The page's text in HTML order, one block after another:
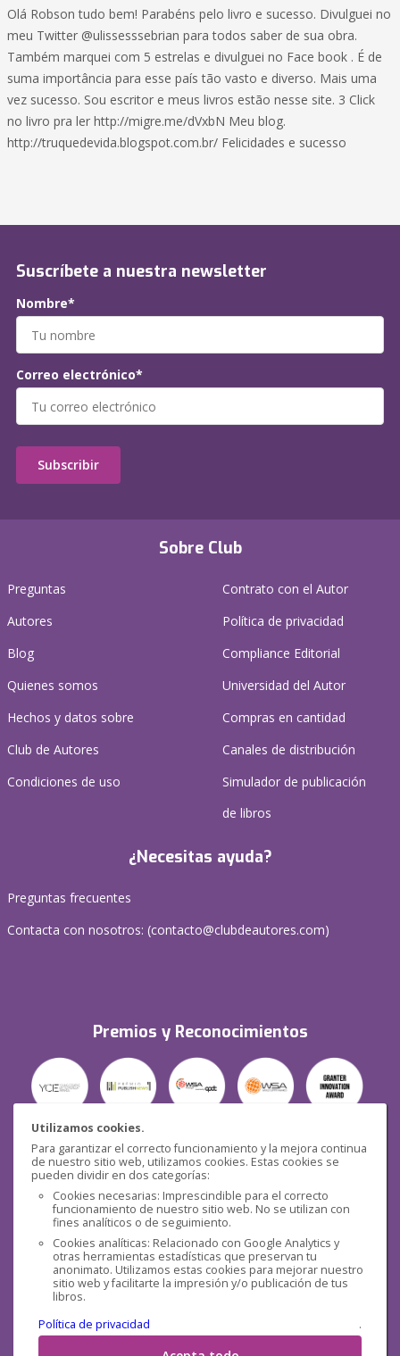
Utilizamos cookies.
Para garantizar el correcto funcionamiento y la mejora continua
de nuestro sitio web, utilizamos cookies. Estas cookies se
pueden dividir en dos categorías:
Cookies necesarias: Imprescindible para el correcto
funcionamiento de nuestro sitio web. No se utilizan con
fines analíticos o de seguimiento.
Cookies analíticas: Relacionado con Google Analytics y
otras herramientas estadísticas que preservan tu
anonimato. Utilizamos estas cookies para mejorar nuestro
sitio web y facilitarte la impresión y/o publicación de tus
libros.
Política de privacidad
.
Olá Robson tudo bem! Parabéns pelo livro e sucesso. Divulguei no
meu Twitter @ulissesssebrian para todos saber de sua obra.
Também marquei com 5 estrelas e divulguei no Face book . É de
suma importância para esse país tão vasto e diverso. Mais uma
vez sucesso. Sou escritor e meus livros estão nesse site. 3 Click
no livro pra ler http://migre.me/dVxbN Meu blog.
http://truquedevida.blogspot.com.br/ Felicidades e sucesso
Sobre Club
Preguntas
Autores
Blog
Quienes somos
Hechos y datos sobre
Club de Autores
Condiciones de uso
Contrato con el Autor
Política de privacidad
Compliance Editorial
Universidad del Autor
Compras en cantidad
Canales de distribución
Simulador de publicación
de libros
¿Necesitas ayuda?
Preguntas frecuentes
Contacta con nosotros: (contacto@clubdeautores.com)
Premios y Reconocimientos
Seguridad
Redes sociales
Suscríbete a nuestra newsletter
Nombre*
Correo electrónico*
Subscribir